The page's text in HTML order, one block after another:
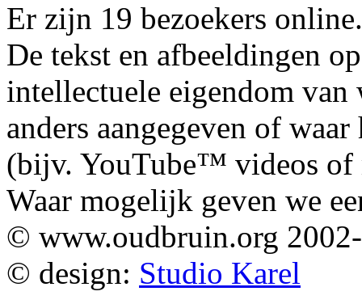
Er zijn 19 bezoekers online.
De tekst en afbeeldingen
intellectuele eigendom
anders aangegeven of
(bijv. YouTube™ videos of
Waar mogelijk geven we
© www.oudbruin.org
© design: Studio Karel